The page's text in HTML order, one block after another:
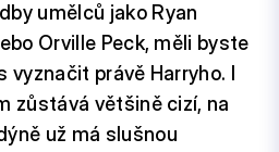
umělců jako Ryan
Orville Peck, měli byste
právě Harryho. I
zůstává většině cizí, na
už má slušnou